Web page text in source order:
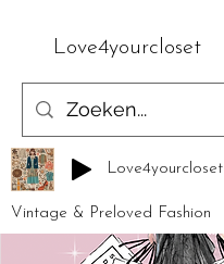
Love4yourcloset
Vintage & Preloved Fashion
Love4yourcloset